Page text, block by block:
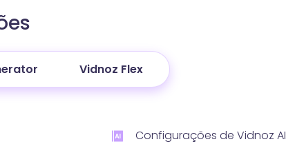
Vidnoz Flex
Configurações de Vidnoz AI